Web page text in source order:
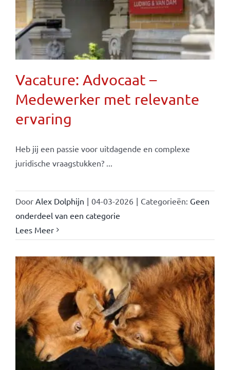
Vacature: Advocaat –
Medewerker met relevante
ervaring
Heb jij een passie voor uitdagende en complexe
juridische vraagstukken? ...
Door Alex Dolphijn | 04-03-2026 | Categorieën: Geen
onderdeel van een categorie
Lees Meer